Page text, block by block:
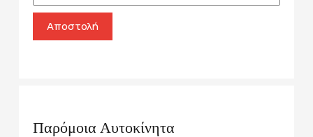
Αποστολή
Παρόμοια Αυτοκίνητα